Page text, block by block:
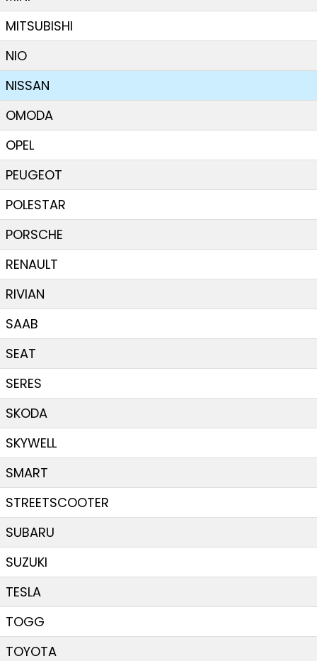
MITSUBISHI
NIO
NISSAN
OMODA
OPEL
PEUGEOT
POLESTAR
PORSCHE
RENAULT
RIVIAN
SAAB
SEAT
SERES
SKODA
SKYWELL
SMART
STREETSCOOTER
SUBARU
SUZUKI
TESLA
TOGG
TOYOTA